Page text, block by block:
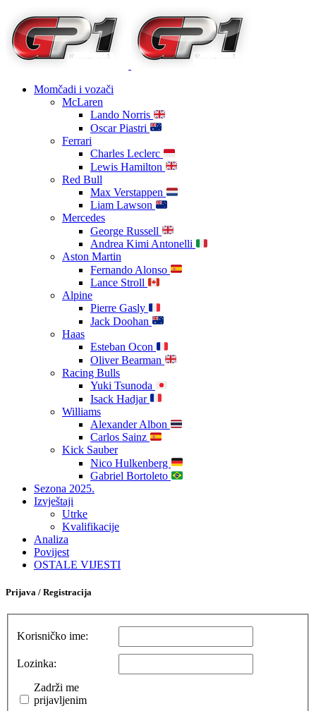
Momčadi i vozači
McLaren
Lando Norris
Oscar Piastri
Ferrari
Charles Leclerc
Lewis Hamilton
Red Bull
Max Verstappen
Liam Lawson
Mercedes
George Russell
Andrea Kimi Antonelli
Aston Martin
Fernando Alonso
Lance Stroll
Alpine
Pierre Gasly
Jack Doohan
Haas
Esteban Ocon
Oliver Bearman
Racing Bulls
Yuki Tsunoda
Isack Hadjar
Williams
Alexander Albon
Carlos Sainz
Kick Sauber
Nico Hulkenberg
Gabriel Bortoleto
Sezona 2025.
Izvještaji
Utrke
Kvalifikacije
Analiza
Povijest
OSTALE VIJESTI
Prijava / Registracija
Korisničko ime:
Lozinka:
Zadrži me
prijavljenim